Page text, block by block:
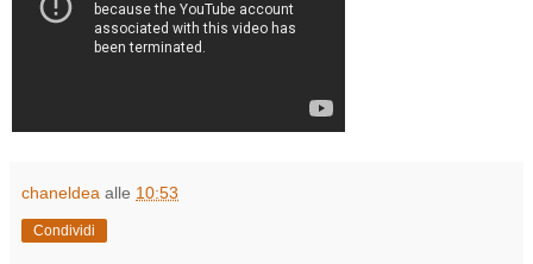
chaneldea alle 10:53
Condividi